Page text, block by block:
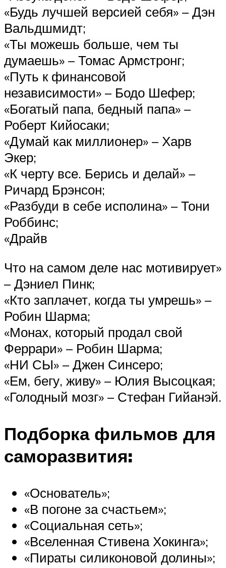
«Будь лучшей версией себя» – Дэн
Вальдшмидт;
«Ты можешь больше, чем ты
думаешь» – Томас Армстронг;
«Путь к финансовой
независимости» – Бодо Шефер;
«Богатый папа, бедный папа» –
Роберт Кийосаки;
«Думай как миллионер» – Харв
Экер;
«К черту все. Берись и делай» –
Ричард Брэнсон;
«Разбуди в себе исполина» – Тони
Роббинс;
«Драйв
Что на самом деле нас мотивирует»
– Дэниел Пинк;
«Кто заплачет, когда ты умрешь» –
Робин Шарма;
«Монах, который продал свой
Феррари» – Робин Шарма;
«НИ СЫ» – Джен Синсеро;
«Ем, бегу, живу» – Юлия Высоцкая;
«Голодный мозг» – Стефан Гийанэй.
Подборка фильмов для
саморазвития:
«Основатель»;
«В погоне за счастьем»;
«Социальная сеть»;
«Вселенная Стивена Хокинга»;
«Пираты силиконовой долины»;